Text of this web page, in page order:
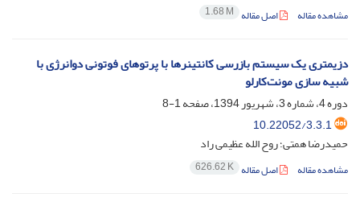
مشاهده مقاله اصل مقاله 1.68 M
دزیمتری یک سیستم بازرسی کانتینرها با پرتوهای فوتونی دوانرژی با
شبیه سازی مونت‌کارلو
دوره 4، شماره 3، شهریور 1394، صفحه
1-8
10.22052/3.3.1
حمیدرضا همتی؛ روح الله عظیمی راد
مشاهده مقاله اصل مقاله 626.62 K